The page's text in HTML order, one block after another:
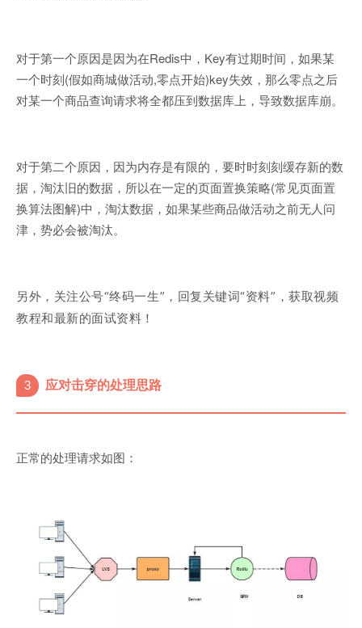
对于第一个原因是因为在Redis中，Key有过期时间，如果某
一个时刻(假如商城做活动,零点开始)key失效，那么零点之后
对某一个商品查询请求将全都压到数据库上，导致数据库崩。
对于第二个原因，因为内存是有限的，要时时刻刻缓存新的数
据，淘汰旧的数据，所以在一定的页面置换策略(常见页面置
换算法图解)中，淘汰数据，如果某些商品做活动之前无人问
津，势必会被淘汰。
另外，关注公号“终码一生”，回复关键词“资料”，获取视频
教程和最新的面试资料 ！
3 应对击穿的处理思路
正常的处理请求如图：